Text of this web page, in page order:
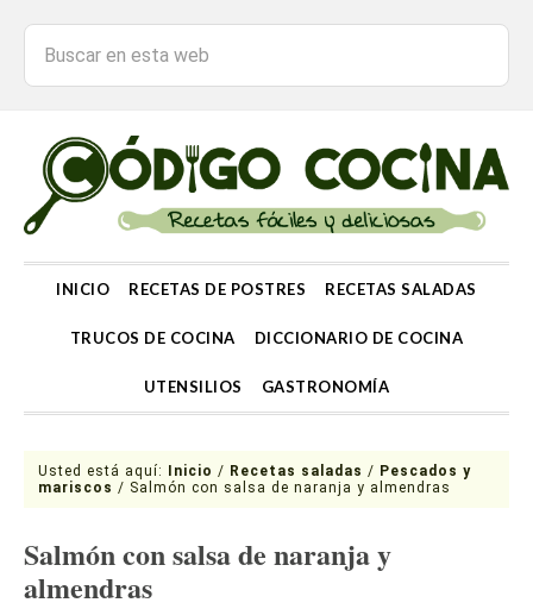
INICIO RECETAS DE POSTRES RECETAS SALADAS
TRUCOS DE COCINA DICCIONARIO DE COCINA
UTENSILIOS GASTRONOMÍA
Usted está aquí: Inicio / Recetas saladas / Pescados y
mariscos / Salmón con salsa de naranja y almendras
Salmón con salsa de naranja y
almendras